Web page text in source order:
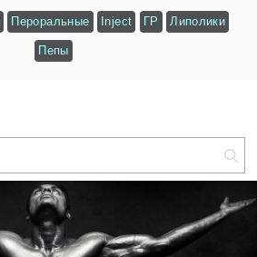
Пероральные Inject ГР Липолики
Пепы